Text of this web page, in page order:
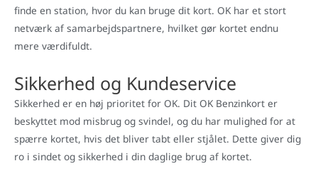
finde en station, hvor du kan bruge dit kort. OK har et stort
netværk af samarbejdspartnere, hvilket gør kortet endnu
mere værdifuldt.
Sikkerhed og Kundeservice
Sikkerhed er en høj prioritet for OK. Dit OK Benzinkort er
beskyttet mod misbrug og svindel, og du har mulighed for at
spærre kortet, hvis det bliver tabt eller stjålet. Dette giver dig
ro i sindet og sikkerhed i din daglige brug af kortet.